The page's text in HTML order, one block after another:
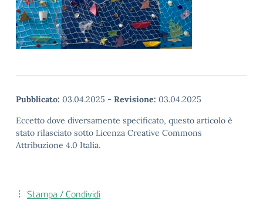
Pubblicato: 03.04.2025 - Revisione: 03.04.2025
Eccetto dove diversamente specificato, questo articolo è
stato rilasciato sotto Licenza Creative Commons
Attribuzione 4.0 Italia.
Stampa / Condividi